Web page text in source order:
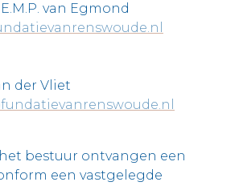
van Egmond
der Vliet
bestuur ontvangen een
een vastgelegde